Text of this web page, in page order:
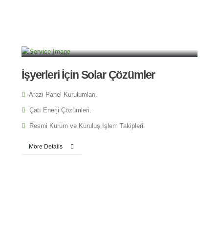
İşyerleri İçin Solar Çözümler
Arazi Panel Kurulumları.
Çatı Enerji Çözümleri.
Resmi Kurum ve Kuruluş İşlem Takipleri.
More Details